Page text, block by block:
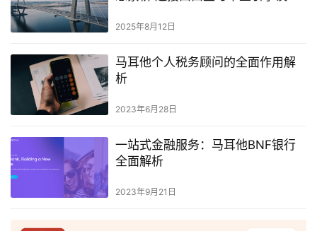
2025年8月12日
马耳他个人税务顾问的全面作用解
析
2023年6月28日
一站式金融服务：马耳他BNF银行
全面解析
2023年9月21日